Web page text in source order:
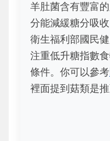
羊肚菌含有豐富
分能減緩糖分吸
衛生福利部國民
注重低升糖指數
條件。你可以參考
裡面提到菇類是推